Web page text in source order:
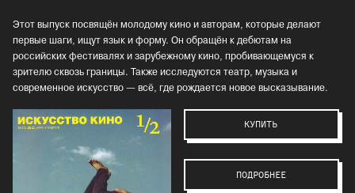
Этот выпуск посвящён молодому кино и авторам, которые делают
первые шаги, ищут язык и форму. Он обращён к дебютам на
российских фестивалях и зарубежному кино, пробивающемуся к
зрителю сквозь границы. Также исследуются театр, музыка и
современное искусство — всё, где рождается новое высказывание.
КУПИТЬ
ПОДРОБНЕЕ